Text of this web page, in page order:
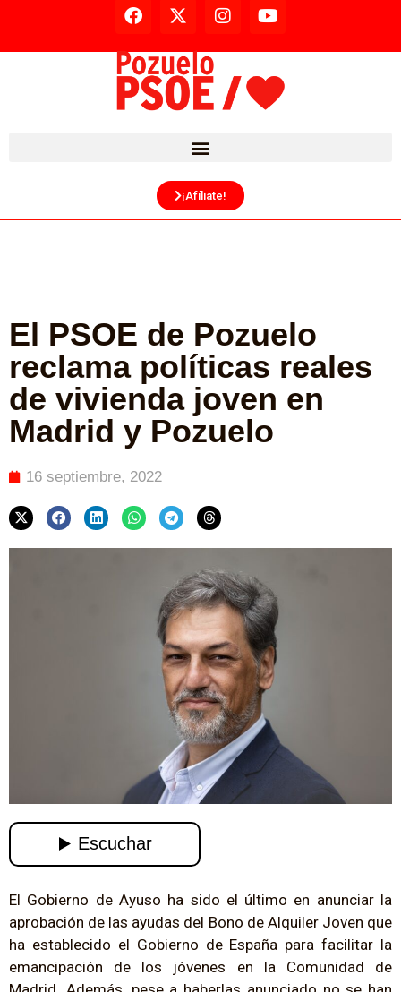
¡Afíliate!
El PSOE de Pozuelo
reclama políticas reales
de vivienda joven en
Madrid y Pozuelo
16 septiembre, 2022
El Gobierno de Ayuso ha sido el último en anunciar la
aprobación de las ayudas del Bono de Alquiler Joven que
ha establecido el Gobierno de España para facilitar la
emancipación de los jóvenes en la Comunidad de